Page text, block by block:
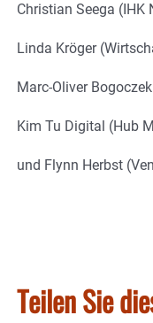
Christian Seega (IHK
Linda Kröger
Marc-Oliver
Kim Tu Digital (Hub
und Flynn Herbst
Teilen Sie